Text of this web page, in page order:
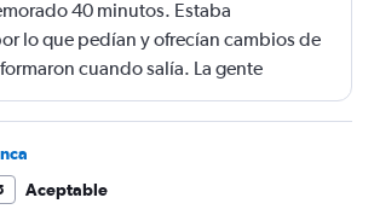
40 minutos. Estaba
lo que pedían y ofrecían cambios de
cuando salía. La gente
para no quedarse sin viajar.
mano no había lugar. En mi caso se
me ofrecieron un solo menú.
Aceptable